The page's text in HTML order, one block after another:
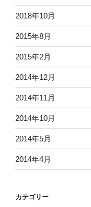
2018年10月
2015年8月
2015年2月
2014年12月
2014年11月
2014年10月
2014年5月
2014年4月
カテゴリー